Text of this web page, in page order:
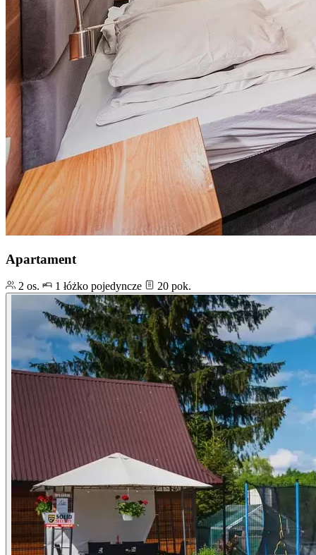
Apartament
2 os. 1 łóżko pojedyncze 20 pok.